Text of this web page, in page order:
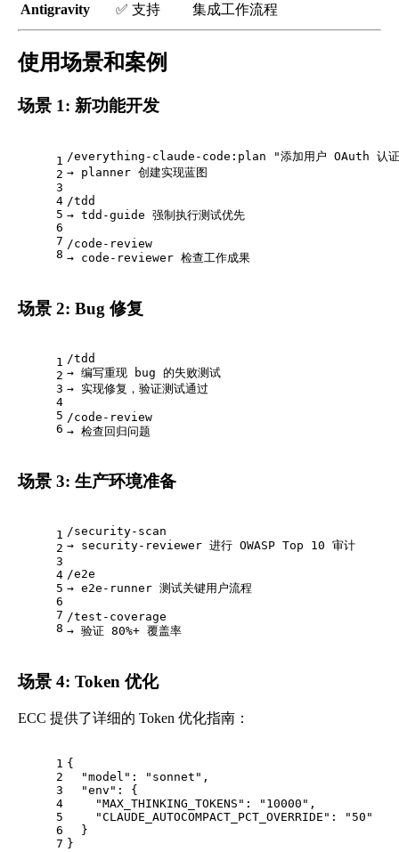
Antigravity ✅ 支持 集成工作流程
使用场景和案例
场景 1: 新功能开发
1
2
3
4
5
6
7
8
/everything-claude-code:plan "添加用户 OAuth 认
→ planner 创建实现蓝图
/tdd
→ tdd-guide 强制执行测试优先
/code-review
→ code-reviewer 检查工作成果
场景 2: Bug 修复
1
2
3
4
5
6
/tdd
→ 编写重现 bug 的失败测试
→ 实现修复，验证测试通过
/code-review
→ 检查回归问题
场景 3: 生产环境准备
1
2
3
4
5
6
7
8
/security-scan
→ security-reviewer 进行 OWASP Top 10 审计
/e2e
→ e2e-runner 测试关键用户流程
/test-coverage
→ 验证 80%+ 覆盖率
场景 4: Token 优化
ECC 提供了详细的 Token 优化指南：
1
2
3
4
5
6
7
{
"model" : "sonnet" ,
"env" :
{
"MAX_THINKING_TOKENS" : "10000" ,
"CLAUDE_AUTOCOMPACT_PCT_OVERRIDE" :
"50"
}
}